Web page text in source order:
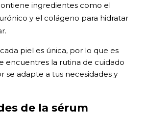
ingredientes como el
y el colágeno para hidratar
piel es única, por lo que es
encuentres la rutina de cuidado
se adapte a tus necesidades y
de la sérum